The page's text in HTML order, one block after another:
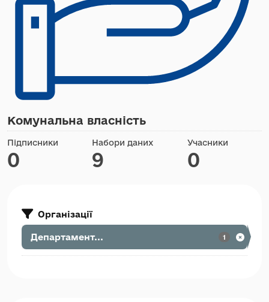
Комунальна власність
Підписники
0
Набори даних
9
Учасники
0
Організації
Департамент... 1